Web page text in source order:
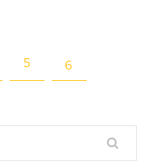
5 6